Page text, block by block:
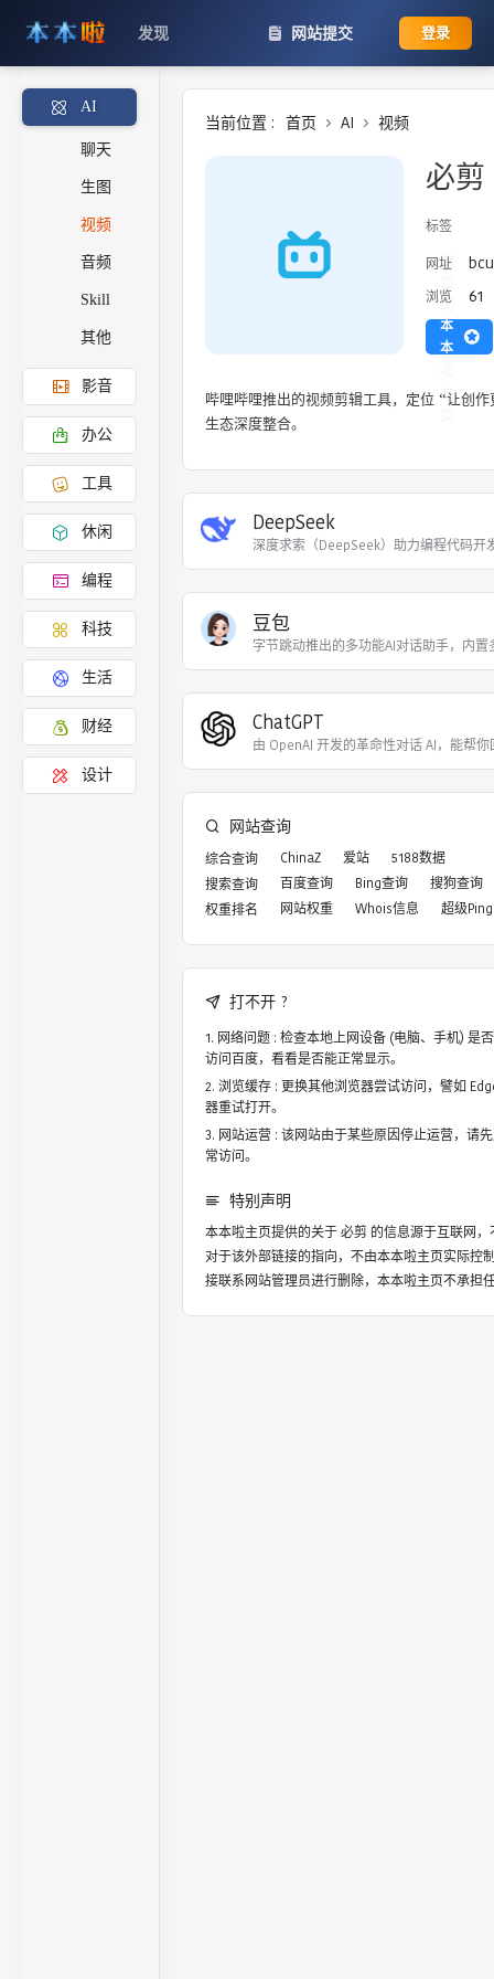
发现 网站提交 登录
AI
聊天
生图
视频
音频
Skill
其他
影音
办公
工具
休闲
编程
科技
生活
财经
设计
当前位置 : 首页 AI 视频
必剪
标签
网址
浏览 61
添
到
本
本
主
哔哩哔哩推出的视频剪辑工具，定位 “让创
生态深度整合。
DeepSeek
深度求索（DeepSeek）助力编程代码开
豆包
字节跳动推出的多功能AI对话助手，内置
ChatGPT
由 OpenAI 开发的革命性对话 AI，能帮你
网站查询
综合查询 ChinaZ 爱站
5188数据
搜索查询
百度查询 Bing查询
搜狗查询
权重排名
网站权重 Whois信息 超级Ping
打不开 ?
网络问题 : 检查本地上网设备 (电脑、手机) 是
访问百度，看看是否能正常显示。
浏览缓存 : 更换其他浏览器尝试访问，譬如
器重试打开。
网站运营 : 该网站由于某些原因停止运营，请
常访问。
特别声明
本本啦主页提供的关于必剪的信息源于互联网，
对于该外部链接的指向，不由本本啦主页实际控
接联系网站管理员进行删除，本本啦主页不承担